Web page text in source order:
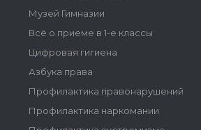
Музей Гимназии
Всё о приеме в 1-е классы
Цифровая гигиена
Азбука права
Профилактика правонарушений
Профилактика наркомании